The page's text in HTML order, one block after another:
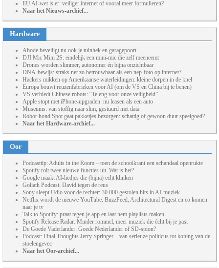
EU AI-wet is er: veiliger internet of vooral meer formulieren?
Naar het Nieuws-archief...
Hardware
Abode beveiligt nu ook je tuinhek en garagepoort
DJI Mic Mini 2S: eindelijk een mini-mic die zelf meeneemt
Drones worden slimmer, autonomer én bijna onzichtbaar
DNA-bewijs: straks net zo betrouwbaar als een nep-foto op internet?
Hackers mikken op Amerikaanse waterleidingen: kleine dorpen in de knel
Europa bouwt reuzenfabrieken voor AI (om de VS en China bij te benen)
VS verbiedt Chinese robots: “Te eng voor onze veiligheid”
Apple stopt met iPhone-upgraden: nu leasen als een auto
Museums: van stoffig naar slim, gestuurd met data
Robot-hond Spot gaat pakketjes bezorgen: schattig of gewoon duur speelgoed?
Naar het Hardware-archief...
Oor
Podcasttip: Adults in the Room – toen de schoolkrant een schandaal openrukte
Spotify rolt twee nieuwe functies uit. Wat is het?
Google maakt AI-liedjes die (bijna) echt klinken
Goliath Podcast: David tegen de reus
Sony sleept Udio voor de rechter: 30.000 gestolen hits in AI-muziek
Netflix wordt de nieuwe YouTube: BuzzFeed, Architectural Digest en co komen
naar je tv
Talk to Spotify: praat tegen je app en laat hem playlists maken
Spotify Release Radar: Minder rommel, meer muziek die écht bij je past
De Goede Vaderlander: Goede Nederlander of SD-spion?
Podcast: Final Thoughts Jerry Springer – van serieuze politicus tot koning van de
stoelengevec
Naar het Oor-archief...